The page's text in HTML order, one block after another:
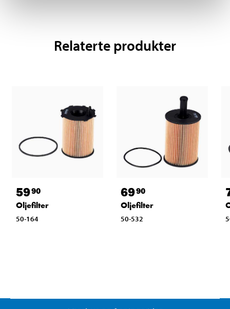
Relaterte produkter
5990
Oljefilter
50-164
6990
Oljefilter
50-532